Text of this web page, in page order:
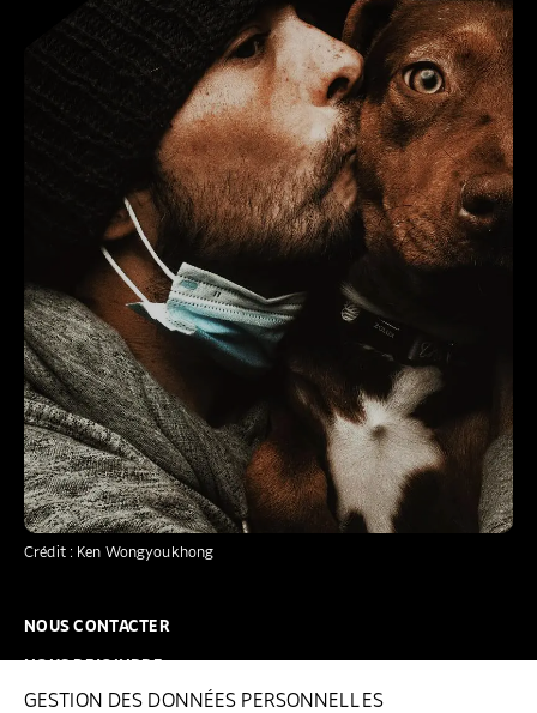
GESTION DES DONNÉES PERSONNELLES
Crédit : Ken Wongyoukhong
NOUS CONTACTER
FAQ